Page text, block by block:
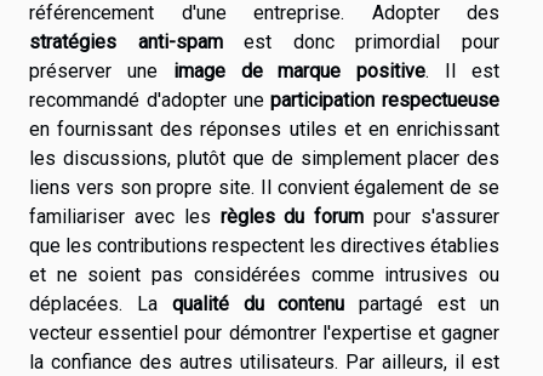
référencement d'une entreprise. Adopter des
stratégies anti-spamest donc primordial pour
préserver une image de marque positive. Il est
recommandé d'adopter uneparticipation respectueuse
en fournissant des réponses utiles et en enrichissant
les discussions, plutôt que de simplement placer des
liens vers son propre site. Il convient également de se
familiariser avec les règles du forum pour s'assurer
que les contributions respectent les directives établies
et ne soient pas considérées comme intrusives ou
déplacées. La qualité du contenu partagé est un
vecteur essentiel pour démontrer l'expertise et gagner
la confiance des autres utilisateurs. Par ailleurs, il est